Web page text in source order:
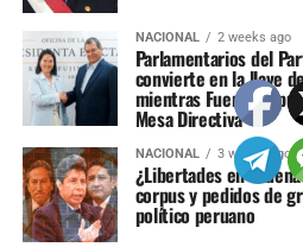
NACIONAL 2 weeks ago
Parlamentarios del
convierte en la llave
mientras Fuerza
Mesa Directiva
NACIONAL 3 weeks ago
¿Libertades en
corpus y pedidos de
político peruano